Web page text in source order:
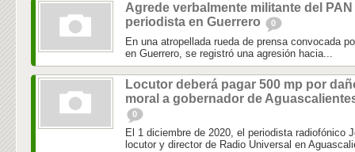
Agrede verbalmente militante del PAN
periodista en Guerrero
0
En una atropellada rueda de prensa convocada
en Guerrero, se registró una agresión hacia...
Locutor deberá pagar 500 mp por
moral a gobernador de
0
El 1 diciembre de 2020, el periodista radiofónico
locutor y director de Radio Universal en